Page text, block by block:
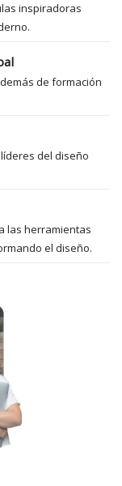
inspiradoras
de formación
del diseño
las herramientas
el diseño.